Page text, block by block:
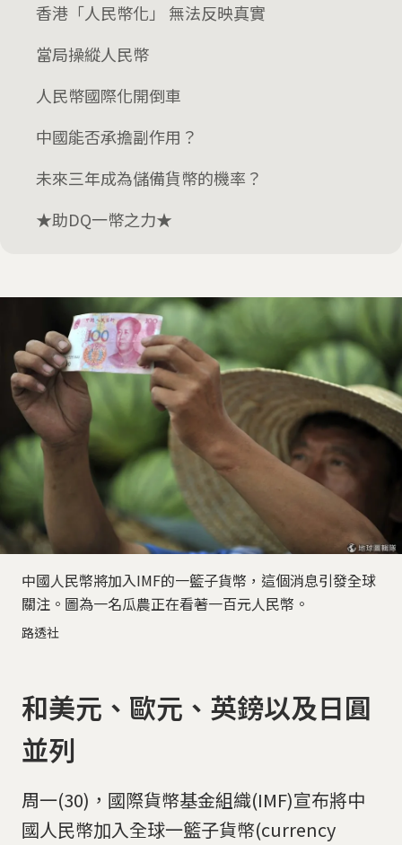
香港「人民幣化」 無法反映真實
當局操縱人民幣
人民幣國際化開倒車
中國能否承擔副作用？
未來三年成為儲備貨幣的機率？
★助DQ一幣之力★
中國人民幣將加入IMF的一籃子貨幣，這個消息引發全球
關注。圖為一名瓜農正在看著一百元人民幣。
路透社
和美元、歐元、英鎊以及日圓
並列
周一(30)，國際貨幣基金組織(IMF)宣布將中
國人民幣加入全球一籃子貨幣(currency